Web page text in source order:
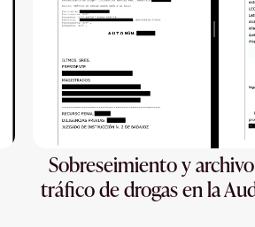
Sobreseimiento y
tráfico de drogas en la